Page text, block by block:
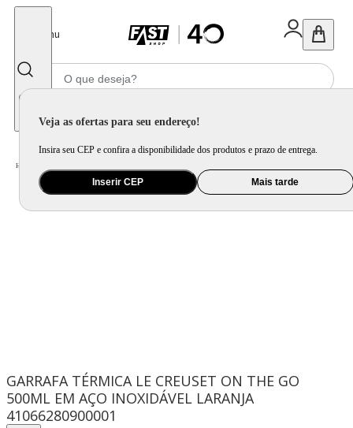
Menu
Veja as ofertas para seu endereço!
Insira seu CEP e confira a disponibilidade dos produtos e prazo de entrega.
Inserir CEP Mais tarde
Home
GARRAFA TÉRMICA LE CREUSET ON THE GO
500ML EM AÇO INOXIDÁVEL LARANJA
41066280900001